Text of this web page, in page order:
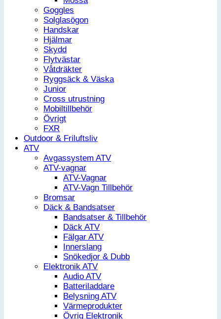
Goggles
Solglasögon
Handskar
Hjälmar
Skydd
Flytvästar
Våtdräkter
Ryggsäck & Väska
Junior
Cross utrustning
Mobiltillbehör
Övrigt
FXR
Outdoor & Friluftsliv
ATV
Avgassystem ATV
ATV-vagnar
ATV-Vagnar
ATV-Vagn Tillbehör
Bromsar
Däck & Bandsatser
Bandsatser & Tillbehör
Däck ATV
Fälgar ATV
Innerslang
Snökedjor & Dubb
Elektronik ATV
Audio ATV
Batteriladdare
Belysning ATV
Värmeprodukter
Övrig Elektronik